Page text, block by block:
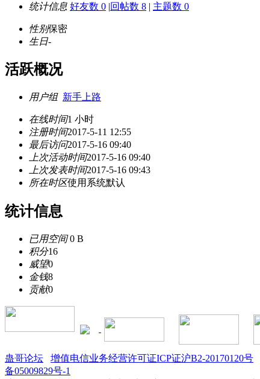
统计信息 好友数 0 |回帖数 8 | 主题数 0
性别保密
生日-
活跃概况
用户组 新手上路
在线时间1 小时
注册时间2017-5-11 12:55
最后访问2017-5-16 09:40
上次活动时间2017-5-16 09:40
上次发表时间2017-5-16 09:43
所在时区使用系统默认
统计信息
已用空间0 B
积分16
威望0
金钱8
贡献0
蛊哥论坛 增值电信业务经营许可证ICP证沪B2-20170120号
备05009829号-1